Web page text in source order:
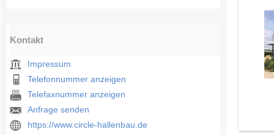
Kontakt
Impressum
Telefonnummer anzeigen
Telefaxnummer anzeigen
Anfrage senden
https://www.circle-hallenbau.de